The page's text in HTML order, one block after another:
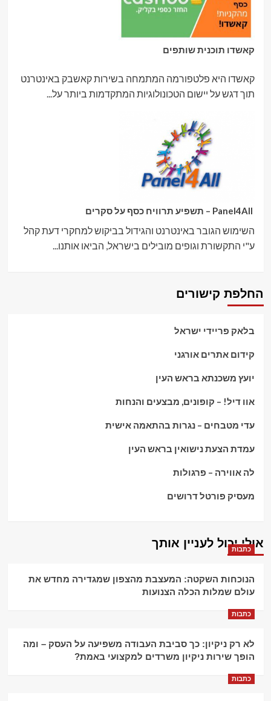
קאשדו תוכנית שותפים
קאשדו היא פלטפורמה המתמחה בשירות קאשבק באינטרנט
תוך דגש על יישום הטכונולוגיות המתקדמות ביותר על...
השימוש הגובר באינטרנט והגידול בביקוש למחקרי דעת קהל
ע"י התקשורת וגופים מובילים בישראל, הביאו אותנו...
החלפת קישורים
בלאק פריידי ישראל
קידום אתרים אורגני
יועץ משכנתא בראש העין
אוו דיל! – קופונים, מבצעים והנחות
עדי מטבחים – נגרות בהתאמה אישית
עמדת הצעת נישואין בראש העין
לה אווירה – פרגולות
מעסיק פורטל דרושים
אולי יכול לעניין אותך
כתבות
הנוכחות השקטה: המעצבת מהצפון שמגדירה מחדש את
עולם שמלות הכלה הצנועות
כתבות
לא רק ניקיון: כך סביבת העבודה משפיעה על העסק – ומה
הופך שירות ניקיון משרדים למקצועי באמת?
כתבות